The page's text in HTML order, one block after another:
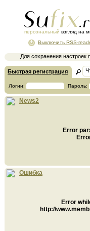
персональный взгляд на
Для сохранения настроек
Выключить RSS-
Быстрая регистрация
Логин: Пароль:
News2
Error
Ошибка
Error
http://